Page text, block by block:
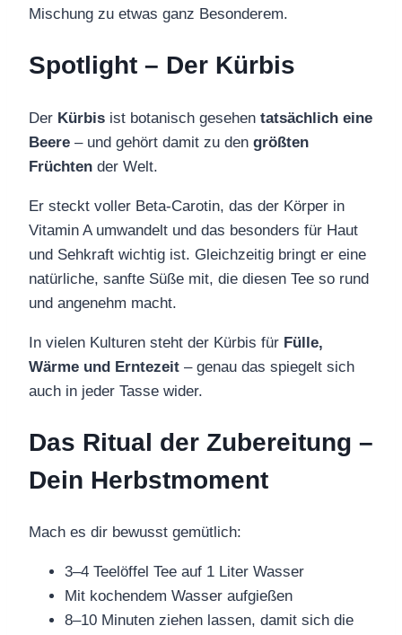
Mischung zu etwas ganz Besonderem.
Spotlight – Der Kürbis
Der Kürbis ist botanisch gesehen tatsächlich eine
Beere – und gehört damit zu den größten
Früchten der Welt.
Er steckt voller Beta-Carotin, das der Körper in
Vitamin A umwandelt und das besonders für Haut
und Sehkraft wichtig ist. Gleichzeitig bringt er eine
natürliche, sanfte Süße mit, die diesen Tee so rund
und angenehm macht.
In vielen Kulturen steht der Kürbis für Fülle,
Wärme und Erntezeit – genau das spiegelt sich
auch in jeder Tasse wider.
Das Ritual der Zubereitung –
Dein Herbstmoment
Mach es dir bewusst gemütlich:
3–4 Teelöffel Tee auf 1 Liter Wasser
Mit kochendem Wasser aufgießen
8–10 Minuten ziehen lassen, damit sich die